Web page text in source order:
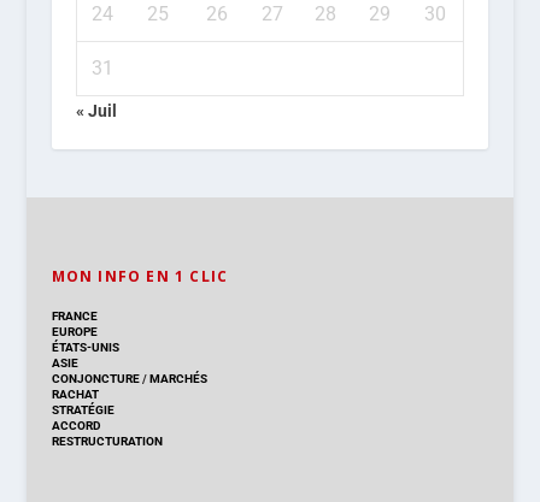
24 25 26 27 28 29 30
31
« Juil
MON INFO EN 1 CLIC
FRANCE
EUROPE
ÉTATS-UNIS
ASIE
CONJONCTURE/MARCHÉS
RACHAT
STRATÉGIE
ACCORD
RESTRUCTURATION